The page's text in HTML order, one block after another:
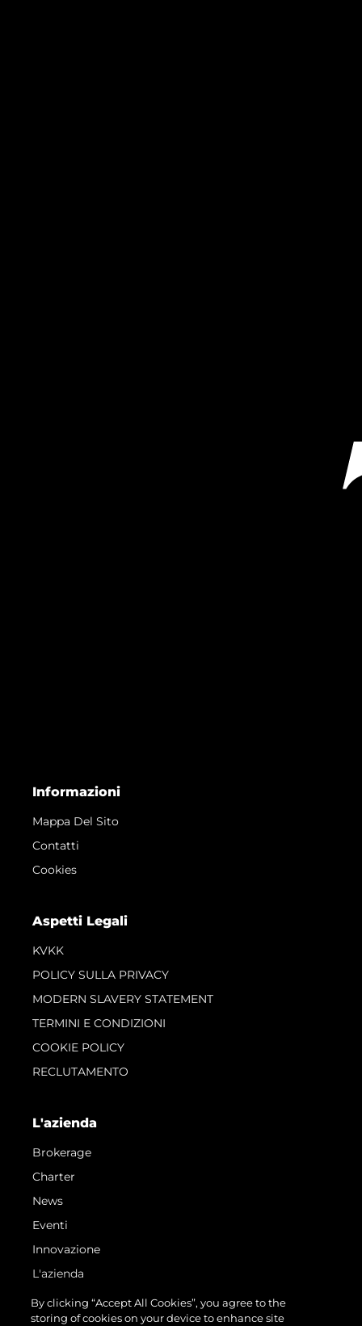
Informazioni
Mappa Del Sito
Contatti
Cookies
Aspetti Legali
KVKK
POLICY SULLA PRIVACY
MODERN SLAVERY STATEMENT
TERMINI E CONDIZIONI
COOKIE POLICY
RECLUTAMENTO
L'azienda
Brokerage
Charter
News
Eventi
Innovazione
L'azienda
Il Team
Lifestyle
By clicking “Accept All Cookies”, you agree to the
storing of cookies on your device to enhance site